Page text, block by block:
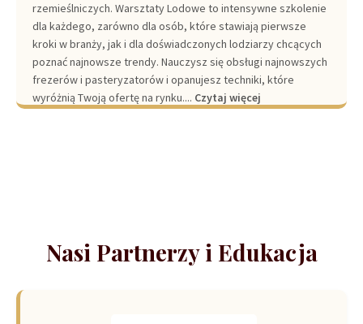
rzemieślniczych. Warsztaty Lodowe to intensywne szkolenie
dla każdego, zarówno dla osób, które stawiają pierwsze
kroki w branży, jak i dla doświadczonych lodziarzy chcących
poznać najnowsze trendy. Nauczysz się obsługi najnowszych
frezerów i pasteryzatorów i opanujesz techniki, które
wyróżnią Twoją ofertę na rynku.... Czytaj więcej
Nasi Partnerzy i Edukacja